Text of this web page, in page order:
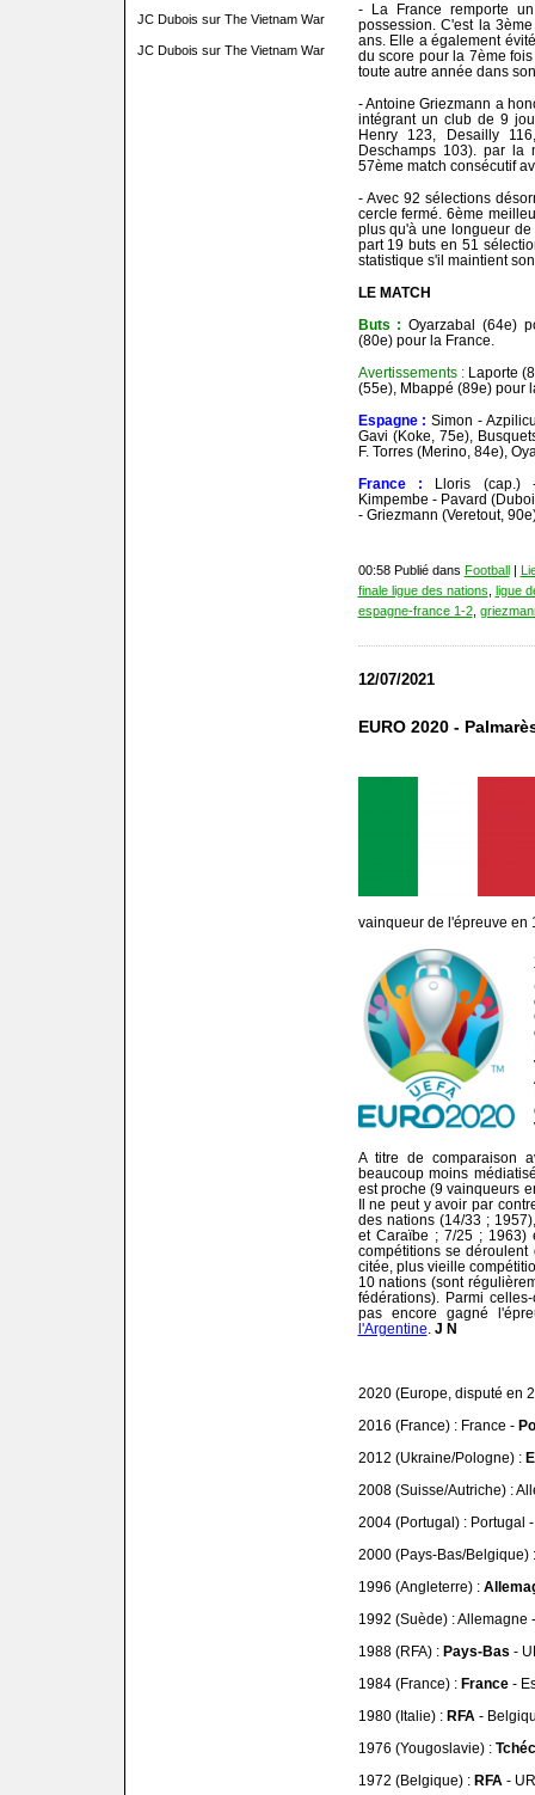
JC Dubois sur The Vietnam War
JC Dubois sur The Vietnam War
- La France remporte
possession. C'est la
ans. Elle a également
du score pour la 7ème
toute autre année dans
- Antoine Griezmann a
intégrant un club de 9
Henry 123, Desailly
Deschamps 103). par la
57ème match consécutif
- Avec 92 sélections
cercle fermé. 6ème
plus qu'à une longueur
part 19 buts en 51
statistique s'il maintient
LE MATCH
Buts :Oyarzabal (64e)
(80e) pour la France.
Avertissements : Laporte
(55e), Mbappé (89e) pour
Espagne :Simon -
Gavi (Koke, 75e),
F. Torres (Merino, 84e),
France : Lloris (cap.) -
Kimpembe - Pavard
- Griezmann (Veretout,
00:58 Publié dans Football|
finale ligue des nations ligue
espagne-france 1-2,
12/07/2021
EURO 2020 -
vainqueur de l'épreuve en
A titre de comparaison
beaucoup moins
est proche (9 vainqueurs
Il ne peut y avoir par
des nations (14/33 ;
et Caraïbe ; 7/25 ; 1963)
compétitions se
citée, plus vieille
10 nations (sont
fédérations). Parmi
pas encore gagné
l'Argentine J N
2020 (Europe, disputé en
2016 (France) : France -
2012 (Ukraine/Pologne) :
2008 (Suisse/Autriche) :
2004 (Portugal) : Portugal
2000 (Pays-Bas/Belgique)
1996 (Angleterre) :
1992 (Suède) : Allemagne
1988 (RFA) : Pays-Bas -
1984 (France) : France-
1980 (Italie) : RFA -
1976 (Yougoslavie) :
1972 (Belgique) : RFA -